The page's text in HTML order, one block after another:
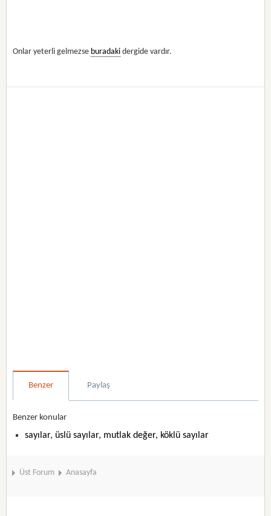
Onlar yeterli gelmezse buradaki dergide vardır.
Benzer Paylaş
Benzer konular
sayılar, üslü sayılar, mutlak değer, köklü sayılar
Üst Forum Anasayfa